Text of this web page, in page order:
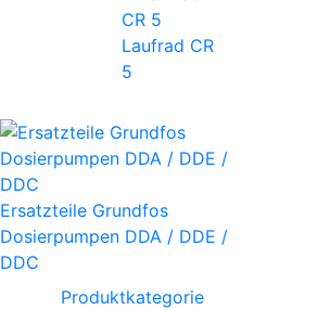
Laufrad CR
5
Ersatzteile Grundfos
Dosierpumpen DDA / DDE /
DDC
Produktkategorie